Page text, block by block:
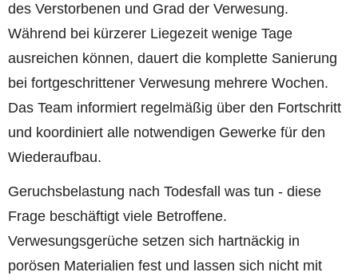
des Verstorbenen und Grad der Verwesung.
Während bei kürzerer Liegezeit wenige Tage
ausreichen können, dauert die komplette Sanierung
bei fortgeschrittener Verwesung mehrere Wochen.
Das Team informiert regelmäßig über den Fortschritt
und koordiniert alle notwendigen Gewerke für den
Wiederaufbau.
Geruchsbelastung nach Todesfall was tun - diese
Frage beschäftigt viele Betroffene.
Verwesungsgerüche setzen sich hartnäckig in
porösen Materialien fest und lassen sich nicht mit